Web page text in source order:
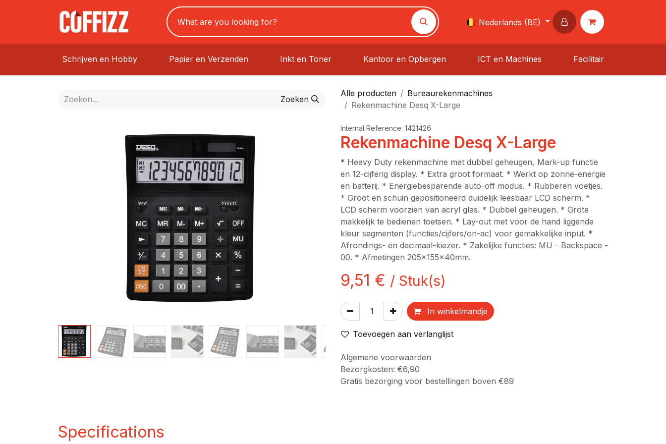
Nederlands (BE)
Schrijven en Hobby Papier en Verzenden Inkt en Toner Kantoor en Opbergen ICT en Machines Facilitair
Zoeken
Alle producten
Bureaurekenmachines
Rekenmachine Desq X-Large
Internal Reference: 1421426
Rekenmachine Desq X-Large
* Heavy Duty rekenmachine met dubbel geheugen, Mark-up functie
en 12-cijferig display. * Extra groot formaat. * Werkt op zonne-energie
en batterij. * Energiebesparende auto-off modus. * Rubberen voetjes.
* Groot en schuin gepositioneerd duidelijk leesbaar LCD scherm. *
LCD scherm voorzien van acryl glas. * Dubbel geheugen. * Grote
makkelijk te bedienen toetsen. * Lay-out met voor de hand liggende
kleur segmenten (functies/cijfers/on-ac) voor gemakkelijke input. *
Afrondings- en decimaal-kiezer. * Zakelijke functies: MU - Backspace -
00. * Afmetingen 205x155x40mm.
9,51 € / Stuk(s)
In winkelmandje
Toevoegen aan verlanglijst
Algemene voorwaarden
Bezorgkosten: €6,90
Gratis bezorging voor bestellingen boven €89
Specifications